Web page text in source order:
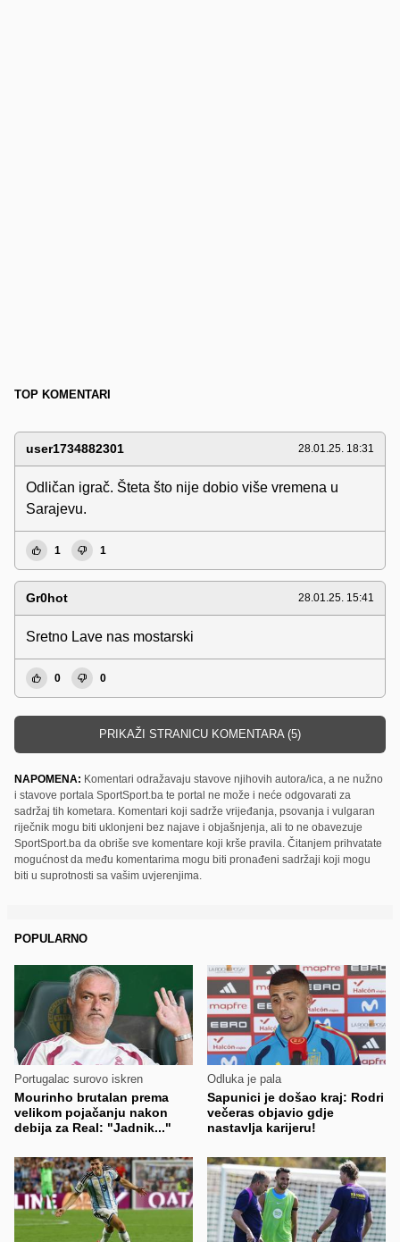
TOP KOMENTARI
user1734882301 28.01.25. 18:31
Odličan igrač. Šteta što nije dobio više vremena u
Sarajevu.
1 1
Gr0hot 28.01.25. 15:41
Sretno Lave nas mostarski
0 0
PRIKAŽI STRANICU KOMENTARA (5)
NAPOMENA: Komentari odražavaju stavove njihovih autora/ica, a ne nužno
i stavove portala SportSport.ba te portal ne može i neće odgovarati za
sadržaj tih kometara. Komentari koji sadrže vrijeđanja, psovanja i vulgaran
riječnik mogu biti uklonjeni bez najave i objašnjenja, ali to ne obavezuje
SportSport.ba da obriše sve komentare koji krše pravila. Čitanjem prihvatate
mogućnost da među komentarima mogu biti pronađeni sadržaji koji mogu
biti u suprotnosti sa vašim uvjerenjima.
POPULARNO
Portugalac surovo iskren
Mourinho brutalan prema
velikom pojačanju nakon
debija za Real: "Jadnik..."
Odluka je pala
Sapunici je došao kraj: Rodri
večeras objavio gdje
nastavlja karijeru!